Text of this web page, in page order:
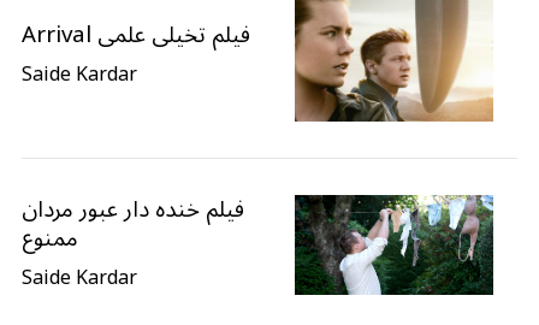
فیلم تخیلی علمی Arrival
Saide Kardar
فیلم خنده دار عبور مردان
ممنوع
Saide Kardar